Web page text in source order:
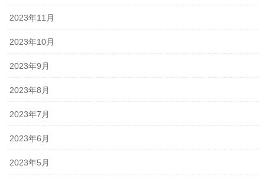
2023年11月
2023年10月
2023年9月
2023年8月
2023年7月
2023年6月
2023年5月